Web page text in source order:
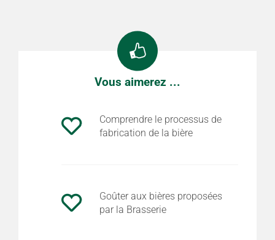
Vous aimerez ...
Comprendre le processus de
fabrication de la bière
Goûter aux bières proposées
par la Brasserie